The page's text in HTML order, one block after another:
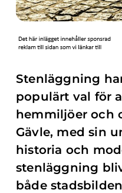
Stenläggning
populärt val för
hemmiljöer och
Gävle, med sin
historia och
stenläggning
både